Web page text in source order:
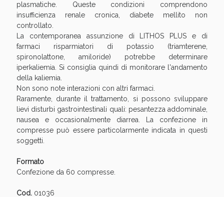
plasmatiche. Queste condizioni comprendono
insufficienza renale cronica, diabete mellito non
controllato.
La contemporanea assunzione di LITHOS PLUS e di
farmaci risparmiatori di potassio (triamterene,
spironolattone, amiloride) potrebbe determinare
iperkaliemia. Si consiglia quindi di monitorare l'andamento
della kaliemia.
Non sono note interazioni con altri farmaci.
Raramente, durante il trattamento, si possono sviluppare
lievi disturbi gastrointestinali quali: pesantezza addominale,
nausea e occasionalmente diarrea. La confezione in
compresse può essere particolarmente indicata in questi
soggetti.
Formato
Confezione da 60 compresse.
Cod.01036
Benessere Intestinale: Sconto fino al 55% valido
oggi!